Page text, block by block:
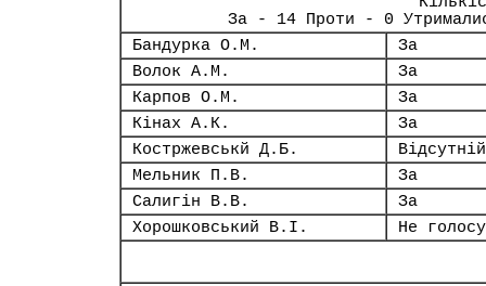
За - 14 Проти - 0
Бандурка О.М.
За
Волок А.М.
За
Карпов О.М.
За
Кінах А.К.
За
Костржевськй Д.Б.
Відсутній
Мельник П.В.
За
Салигін В.В.
За
Хорошковський В.І.
Не